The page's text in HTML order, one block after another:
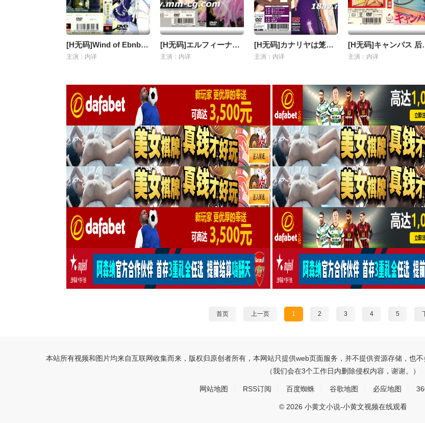
[H无码]Wind of Ebnbourg エーベンブルグの风 第一章「爱慾の大地」
主演：内详
[H无码]エルフィーナ～淫夜へと売られた王国で-1-3(合集)
主演：内详
[H无码]カナリヤは笼の中-01
主演：内详
[H无
主演：内详
首页 上一页 1 2 3 4 5
本站所有视频和图片均来自互联网收集而来，版权归原创者所有，本网站只提供web页面服务，并不提供资源存储，也
（我们会在3个工作日内删除侵权内容，谢谢。）
网站地图 RSS订阅 百度蜘蛛 谷歌地图 必应地图
© 2026 小黄文小说-小黄文视频在线观看